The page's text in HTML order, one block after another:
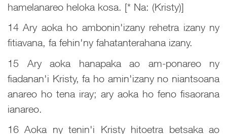
hamelanareo heloka kosa. [* Na: (Kristy)]
14 Ary aoka ho ambonin'izany rehetra izany ny
fitiavana, fa fehin'ny fahatanterahana izany.
15 Ary aoka hanapaka ao am-ponareo ny
fiadanan'i Kristy, fa ho amin'izany no niantsoana
anareo ho tena iray; ary aoka ho feno fisaorana
ianareo.
16 Aoka ny tenin'i Kristy hitoetra betsaka ao